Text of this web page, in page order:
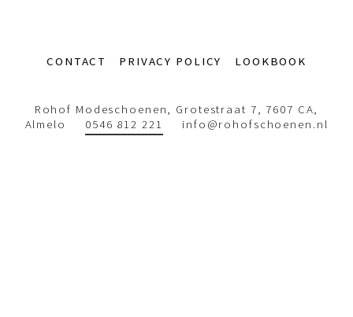
Footer-CONTACT PRIVACY POLICY LOOKBOOK
Rohof Modeschoenen, Grotestraat 7, 7607 CA,
Almelo 0546 812 221 info@rohofschoenen.nl